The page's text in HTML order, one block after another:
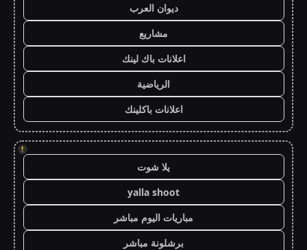
ديوان العرب
مشاريع
اعلانات باك لينك
الرياضية
اعلانات باكلينك
!
يلا شوت
yalla shoot
مباريات اليوم مباشر
برشلونة مباشر